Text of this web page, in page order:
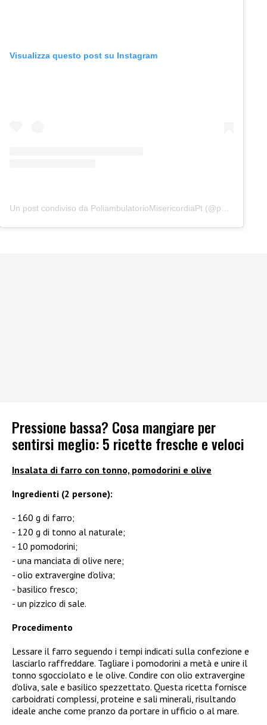
Visualizza questo post su Instagram
Un post condiviso da PoliambulatorioMisericordiaPt (@poliambulatoriomisericordiapt)
Pressione bassa? Cosa mangiare per
sentirsi meglio: 5 ricette fresche e veloci
Insalata di farro con tonno, pomodorini e olive
Ingredienti (2 persone):
160 g di farro;
120 g di tonno al naturale;
10 pomodorini;
una manciata di olive nere;
olio extravergine d’oliva;
basilico fresco;
un pizzico di sale.
Procedimento
Lessare il farro seguendo i tempi indicati sulla confezione e
lasciarlo raffreddare. Tagliare i pomodorini a metà e unire il
tonno sgocciolato e le olive. Condire con olio extravergine
d’oliva, sale e basilico spezzettato. Questa ricetta fornisce
carboidrati complessi, proteine e sali minerali, risultando
ideale anche come pranzo da portare in ufficio o al mare.